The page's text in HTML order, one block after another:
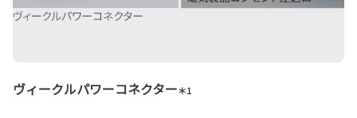
ヴィークルパワーコネクター＊1